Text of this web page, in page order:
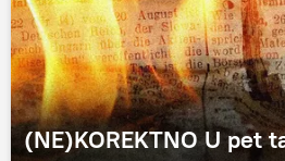
(NE)KOREKTNO U pet